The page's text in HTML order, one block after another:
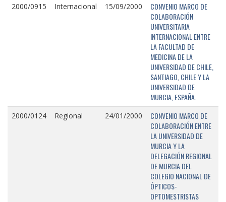
2000/0915 Internacional 15/09/2000
CONVENIO MARCO DE
COLABORACIÓN
UNIVERSITARIA
INTERNACIONAL ENTRE
LA FACULTAD DE
MEDICINA DE LA
UNIVERSIDAD DE CHILE,
SANTIAGO, CHILE Y LA
UNIVERSIDAD DE
MURCIA, ESPAÑA.
2000/0124 Regional 24/01/2000
CONVENIO MARCO DE
COLABORACIÓN ENTRE
LA UNIVERSIDAD DE
MURCIA Y LA
DELEGACIÓN REGIONAL
DE MURCIA DEL
COLEGIO NACIONAL DE
ÓPTICOS-
OPTOMESTRISTAS